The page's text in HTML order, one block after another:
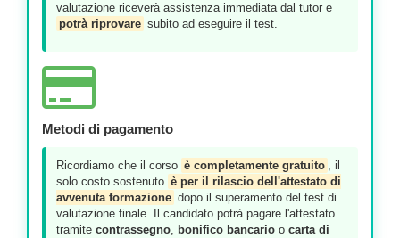
valutazione riceverà assistenza immediata dal tutor e
potrà riprovare subito ad eseguire il test.
Metodi di pagamento
Ricordiamo che il corso è completamente gratuito , il
solo costo sostenuto è per il rilascio dell'attestato di
avvenuta formazione dopo il superamento del test di
valutazione finale. Il candidato potrà pagare l'attestato
tramite contrassegno, bonifico bancario o carta di